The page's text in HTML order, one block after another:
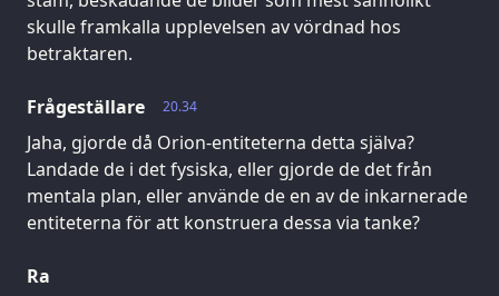
skulle framkalla upplevelsen av vördnad hos
betraktaren.
20.34
Frågeställare
Jaha, gjorde då Orion-entiteterna detta själva?
Landade de i det fysiska, eller gjorde de det från
mentala plan, eller använde de en av de inkarnerade
entiteterna för att konstruera dessa via tanke?
Ra